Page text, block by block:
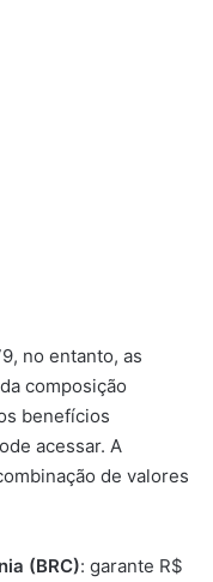
no entanto, as
composição
benefícios
acessar. A
de valores
(BRC): garante R$